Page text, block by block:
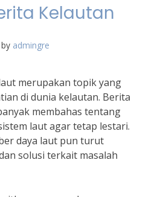
Kelautan
by admingre
merupakan topik yang
di dunia kelautan. Berita
membahas tentang
laut agar tetap lestari.
daya laut pun turut
solusi terkait masalah